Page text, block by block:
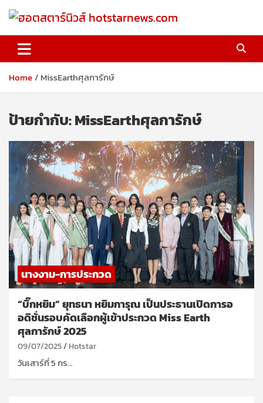
ฮอตสตาร์นิวส์ hotstarnews.com
Home MissEarthศุลการักษ์
ป้ายกำกับ:MissEarthศุลการักษ์
นางงาม-การประกวด
“บิ๊กหยิม” ยุทธนา หยิมการุณ เป็นประธานเปิดการอ
อดิชั่นรอบคัดเลือกผู้เข้าประกวด Miss Earth
ศุลการักษ์ 2025
09/07/2025 Hotstar
วันเสาร์ที่ 5 กร…